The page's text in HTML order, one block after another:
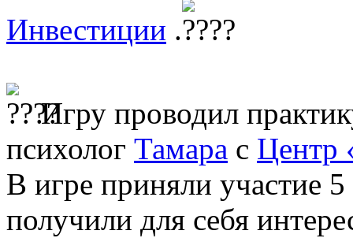
Инвестиции .
Игру проводил
психолог Тамара с Центр
В игре приняли участие
получили для себя